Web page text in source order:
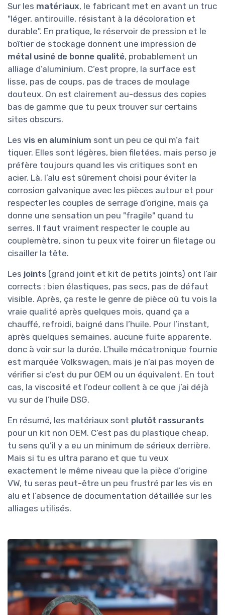
Sur les matériaux, le fabricant met en avant un truc
"léger, antirouille, résistant à la décoloration et
durable". En pratique, le réservoir de pression et le
boîtier de stockage donnent une impression de
métal usiné de bonne qualité, probablement un
alliage d’aluminium. C’est propre, la surface est
lisse, pas de coups, pas de traces de moulage
douteux. On est clairement au-dessus des copies
bas de gamme que tu peux trouver sur certains
sites obscurs.
Les vis en aluminium sont un peu ce qui m’a fait
tiquer. Elles sont légères, bien filetées, mais perso je
préfère toujours quand les vis critiques sont en
acier. Là, l’alu est sûrement choisi pour éviter la
corrosion galvanique avec les pièces autour et pour
respecter les couples de serrage d’origine, mais ça
donne une sensation un peu "fragile" quand tu
serres. Il faut vraiment respecter le couple au
couplemètre, sinon tu peux vite foirer un filetage ou
cisailler la tête.
Les joints (grand joint et kit de petits joints) ont l’air
corrects : bien élastiques, pas secs, pas de défaut
visible. Après, ça reste le genre de pièce où tu vois la
vraie qualité après quelques mois, quand ça a
chauffé, refroidi, baigné dans l’huile. Pour l’instant,
après quelques semaines, aucune fuite apparente,
donc à voir sur la durée. L’huile mécatronique fournie
est marquée Volkswagen, mais je n’ai pas moyen de
vérifier si c’est du pur OEM ou un équivalent. En tout
cas, la viscosité et l’odeur collent à ce que j’ai déjà
vu sur de l’huile DSG.
En résumé, les matériaux sont plutôt rassurants
pour un kit non OEM. C’est pas du plastique cheap,
tu sens qu’il y a eu un minimum de sérieux derrière.
Mais si tu es ultra parano et que tu veux
exactement le même niveau que la pièce d’origine
VW, tu seras peut-être un peu frustré par les vis en
alu et l’absence de documentation détaillée sur les
alliages utilisés.